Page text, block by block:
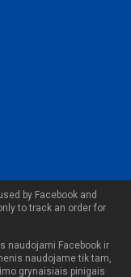
by Facebook and
to track an order for
naudojami Facebook ir
naudojame tik tam,
grynaisiais pinigais